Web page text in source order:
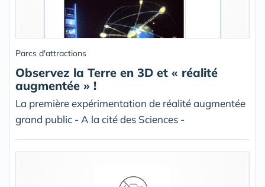
Parcs d'attractions
Observez la Terre en 3D et « réalité
augmentée » !
La première expérimentation de réalité augmentée
grand public - A la cité des Sciences -